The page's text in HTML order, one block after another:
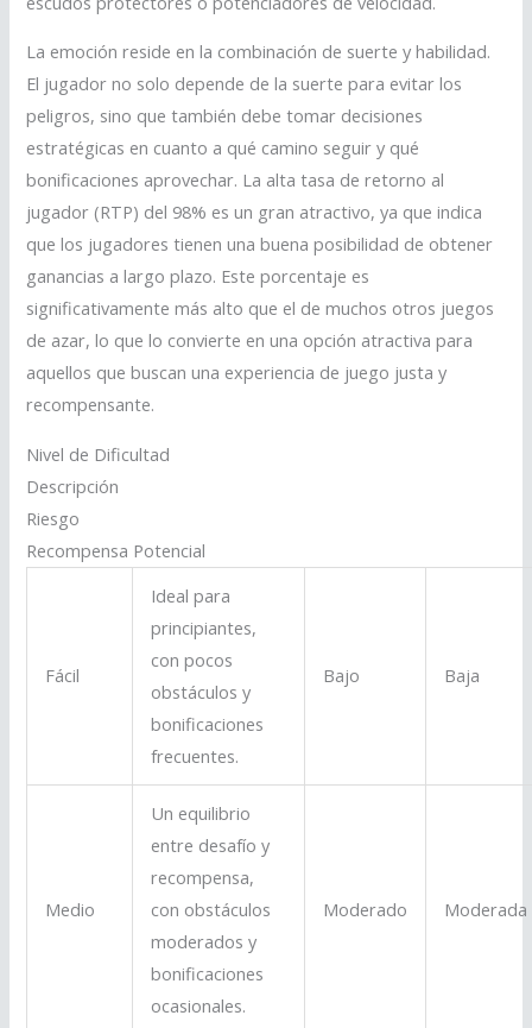
La emoción reside en la combinación de suerte y habilidad.
El jugador no solo depende de la suerte para evitar los
peligros, sino que también debe tomar decisiones
estratégicas en cuanto a qué camino seguir y qué
bonificaciones aprovechar. La alta tasa de retorno al
jugador (RTP) del 98% es un gran atractivo, ya que indica
que los jugadores tienen una buena posibilidad de obtener
ganancias a largo plazo. Este porcentaje es
significativamente más alto que el de muchos otros juegos
de azar, lo que lo convierte en una opción atractiva para
aquellos que buscan una experiencia de juego justa y
recompensante.
Nivel de Dificultad
Descripción
Riesgo
Recompensa Potencial
Fácil
Ideal para
principiantes,
con pocos
obstáculos y
bonificaciones
frecuentes.
Bajo Baja
Medio
Un equilibrio
entre desafío y
recompensa,
con obstáculos
moderados y
bonificaciones
ocasionales.
Moderado Moderada